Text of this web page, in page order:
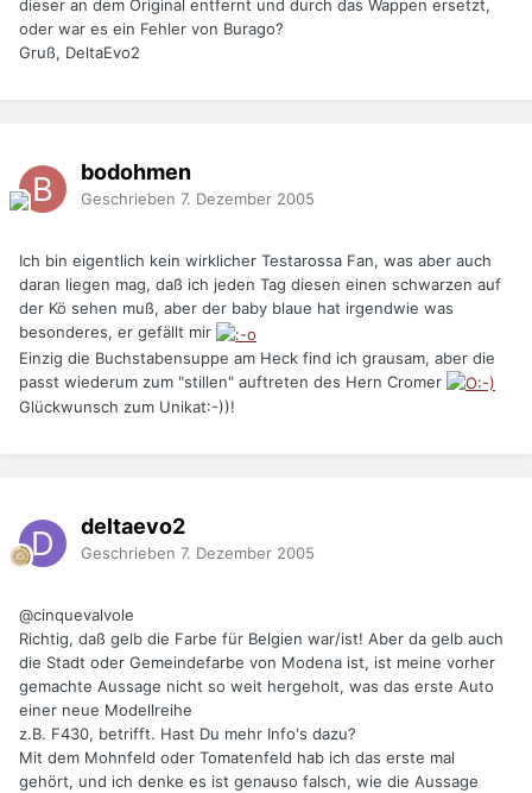
dieser an dem Original entfernt und durch das Wappen ersetzt,
oder war es ein Fehler von Burago?
Gruß, DeltaEvo2
bodohmen
Geschrieben 7. Dezember 2005
Ich bin eigentlich kein wirklicher Testarossa Fan, was aber auch
daran liegen mag, daß ich jeden Tag diesen einen schwarzen auf
der Kö sehen muß, aber der baby blaue hat irgendwie was
besonderes, er gefällt mir
Einzig die Buchstabensuppe am Heck find ich grausam, aber die
passt wiederum zum "stillen" auftreten des Hern Cromer
Glückwunsch zum Unikat:-))!
deltaevo2
Geschrieben 7. Dezember 2005
@cinquevalvole
Richtig, daß gelb die Farbe für Belgien war/ist! Aber da gelb auch
die Stadt oder Gemeindefarbe von Modena ist, ist meine vorher
gemachte Aussage nicht so weit hergeholt, was das erste Auto
einer neue Modellreihe
z.B. F430, betrifft. Hast Du mehr Info's dazu?
Mit dem Mohnfeld oder Tomatenfeld hab ich das erste mal
gehört, und ich denke es ist genauso falsch, wie die Aussage